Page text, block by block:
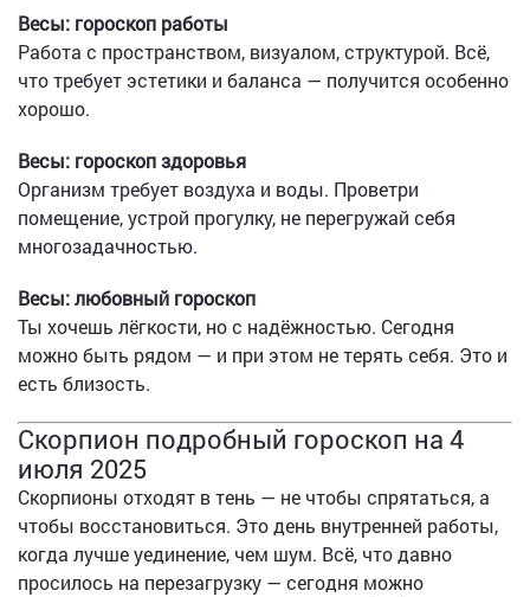
Весы: гороскоп работы
Работа с пространством, визуалом, структурой. Всё,
что требует эстетики и баланса — получится особенно
хорошо.
Весы: гороскоп здоровья
Организм требует воздуха и воды. Проветри
помещение, устрой прогулку, не перегружай себя
многозадачностью.
Весы: любовный гороскоп
Ты хочешь лёгкости, но с надёжностью. Сегодня
можно быть рядом — и при этом не терять себя. Это и
есть близость.
Скорпион подробный гороскоп на 4
июля 2025
Скорпионы отходят в тень — не чтобы спрятаться, а
чтобы восстановиться. Это день внутренней работы,
когда лучше уединение, чем шум. Всё, что давно
просилось на перезагрузку — сегодня можно